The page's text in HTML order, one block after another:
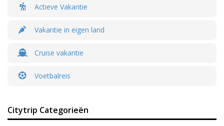
Actieve Vakantie
Vakantie in eigen land
Cruise vakantie
Voetbalreis
Citytrip Categorieën